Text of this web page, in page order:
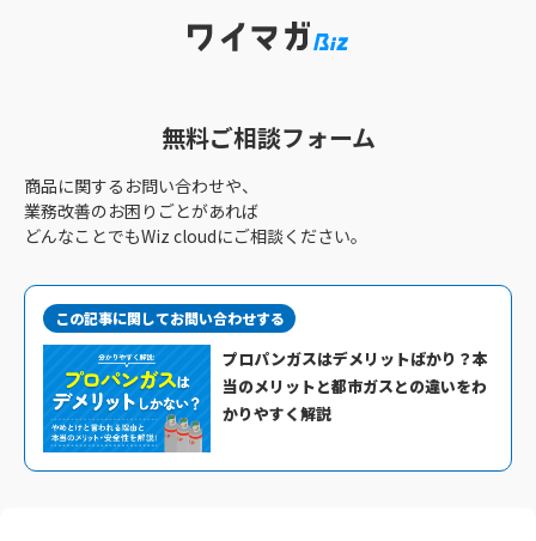
無料ご相談フォーム
商品に関するお問い合わせや、
業務改善のお困りごとがあれば
どんなことでもWiz cloudにご相談ください。
この記事に関してお問い合わせする
プロパンガスはデメリットばかり？本
当のメリットと都市ガスとの違いをわ
かりやすく解説